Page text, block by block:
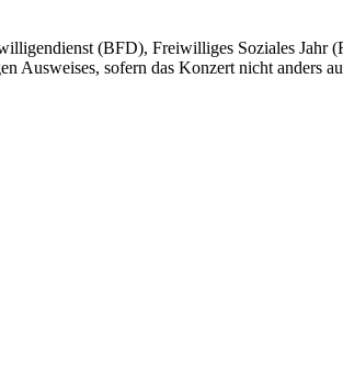
(BFD), Freiwilliges Soziales Jahr
Ausweises, sofern das Konzert nicht anders